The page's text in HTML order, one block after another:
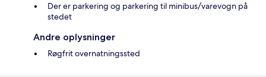
Der er parkering og parkering til minibus/varevogn på
stedet
Andre oplysninger
Røgfrit overnatningssted